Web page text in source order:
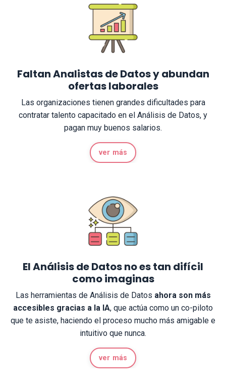
Faltan Analistas de Datos y abundan
ofertas laborales
Las organizaciones tienen grandes dificultades para
contratar talento capacitado en el Análisis de Datos, y
pagan muy buenos salarios.
ver más
El Análisis de Datos no es tan difícil
como imaginas
Las herramientas de Análisis de Datos ahora son más
accesibles gracias a la IA, que actúa como un co-piloto
que te asiste, haciendo el proceso mucho más amigable e
intuitivo que nunca.
ver más